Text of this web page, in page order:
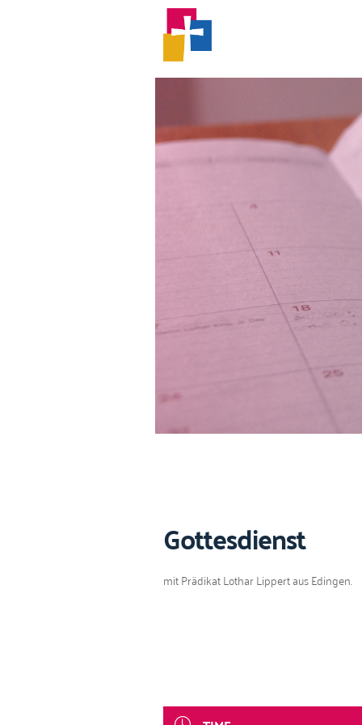
Gottesdienst
mit Prädikat Lothar Lip­pert aus Edingen.